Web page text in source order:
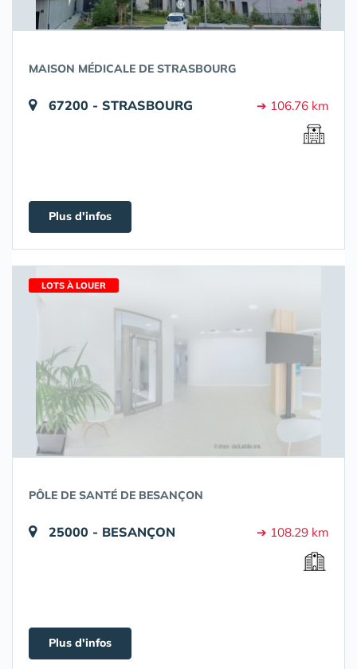
MAISON MÉDICALE DE STRASBOURG
67200 - STRASBOURG ➔ 106.76 km
Plus d'infos
LOTS À LOUER
PÔLE DE SANTÉ DE BESANÇON
25000 - BESANÇON ➔ 108.29 km
Plus d'infos